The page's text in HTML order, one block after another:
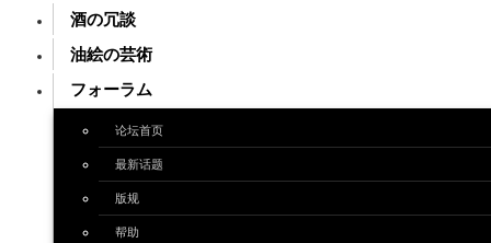
酒の冗談
油絵の芸術
フォーラム
论坛首页
最新话题
版规
帮助